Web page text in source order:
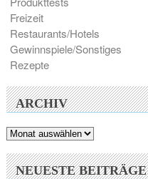
Freizeit
Restaurants/Hotels
Gewinnspiele/Sonstiges
Rezepte
ARCHIV
Archiv
NEUESTE BEITRÄGE